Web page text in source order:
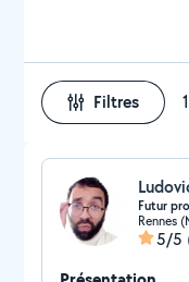
Filtres
Futur
Rennes
5/5